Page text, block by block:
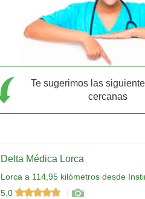
Te sugerimos las
cercanas
Delta Médica Lorca
Lorca a 114,95 kilómetros desde
5,0